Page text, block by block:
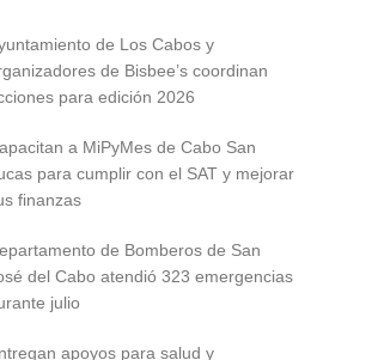
de Los Cabos y
de Bisbee’s coordinan
para edición 2026
a MiPyMes de Cabo San
para cumplir con el SAT y mejorar
finanzas
de Bomberos de San
del Cabo atendió 323 emergencias
julio
apoyos para salud y